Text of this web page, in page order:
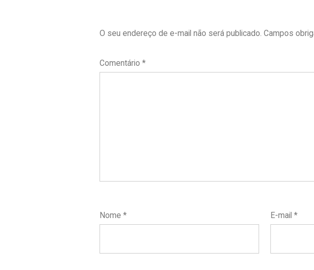
O seu endereço de e-mail não será publicado. Campos
Comentário*
Nome* E-mail*